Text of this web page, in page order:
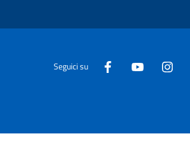
Seguici su